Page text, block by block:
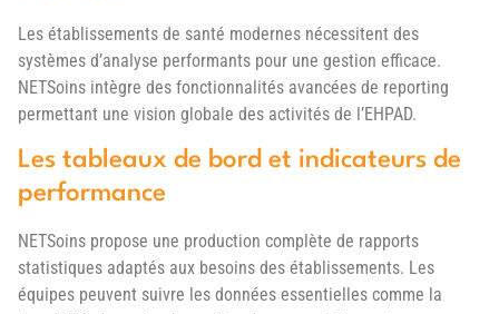
Les établissements de santé modernes nécessitent des
systèmes d’analyse performants pour une gestion efficace.
NETSoins intègre des fonctionnalités avancées de reporting
permettant une vision globale des activités de l’EHPAD.
Les tableaux de bord et indicateurs de
performance
NETSoins propose une production complète de rapports
statistiques adaptés aux besoins des établissements. Les
équipes peuvent suivre les données essentielles comme la